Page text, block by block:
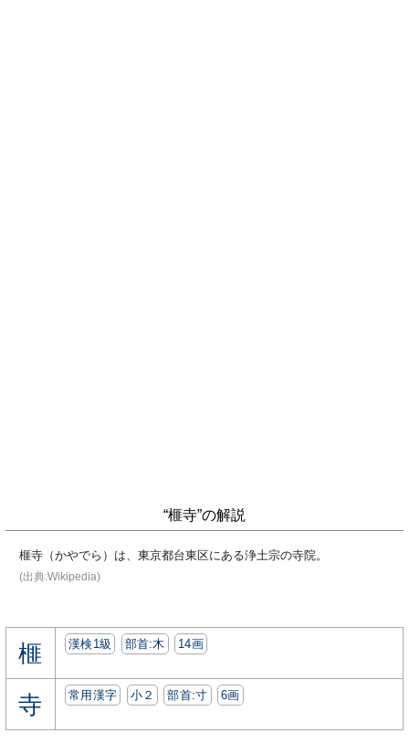
“榧寺”の解説
榧寺（かやでら）は、東京都台東区にある浄土宗の寺院。
(出典:Wikipedia)
榧 漢検1級 部首:⽊ 14画
寺 常用漢字 小２ 部首:⼨ 6画